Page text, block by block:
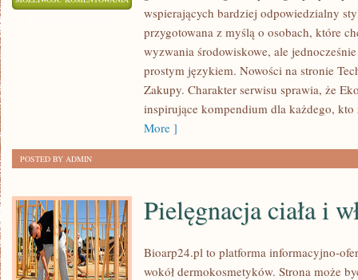
STYL
ŻYCIA
wspierających bardziej odpowiedzialny
przygotowana z myślą o osobach, które
wyzwania środowiskowe, ale
prostym językiem. Nowości na stronie
Zakupy. Charakter serwisu sprawia, że
inspirujące kompendium dla każdego, kto
More ]
POSTED BY ADMIN
Pielęgnacja ciała i
Bioarp24.pl to platforma informacyjno-
wokół dermokosmetyków. Strona może